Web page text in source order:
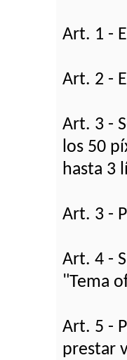
Art. 1 -
Art. 2 -
Art. 3 -
los 50
hasta 3
Art. 3 -
Art. 4 -
"Tema
Art. 5 -
prestar